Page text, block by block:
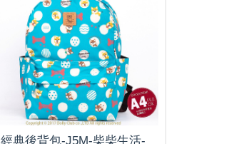
經典後背包-J5M-柴柴生活-